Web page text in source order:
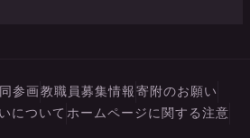
参画教職員募集情報寄附のお願い
について ホームページに関する注意